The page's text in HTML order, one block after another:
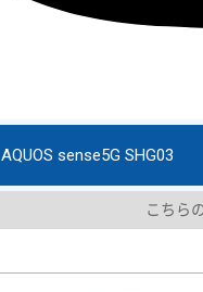
AQUOS sense5G SHG03
こちら